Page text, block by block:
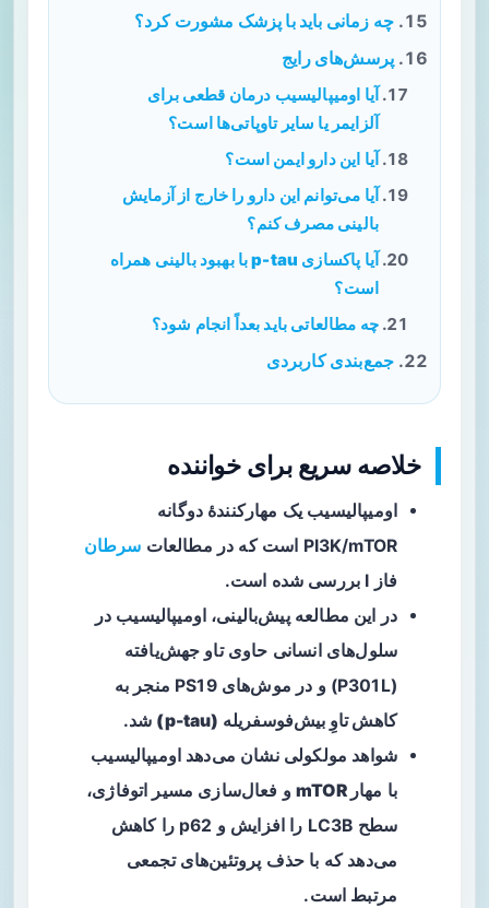
چه زمانی باید با پزشک مشورت کرد؟
پرسش‌های رایج
آیا اومیپالیسیب درمان قطعی برای
آلزایمر یا سایر تاوپاتی‌ها است؟
آیا این دارو ایمن است؟
آیا می‌توانم این دارو را خارج از آزمایش
بالینی مصرف کنم؟
آیا پاکسازی p-tau با بهبود بالینی همراه
است؟
چه مطالعاتی باید بعداً انجام شود؟
جمع‌بندی کاربردی
خلاصه سریع برای خواننده
اومیپالیسیب یک مهارکنندهٔ دوگانه
PI3K/mTOR است که در مطالعات
سرطان
فاز I بررسی شده است.
در این مطالعه پیش‌بالینی، اومیپالیسیب در
سلول‌های انسانی حاوی تاو جهش‌یافته
(P301L) و در موش‌های PS19 منجر به
کاهش تاوِ بیش‌فوسفریله (p-tau)
شد.
شواهد مولکولی نشان می‌دهد اومیپالیسیب
با مهار mTOR
و فعال‌سازی مسیر اتوفاژی،
سطح LC3B را افزایش و p62 را کاهش
می‌دهد که با حذف پروتئین‌های تجمعی
مرتبط است.